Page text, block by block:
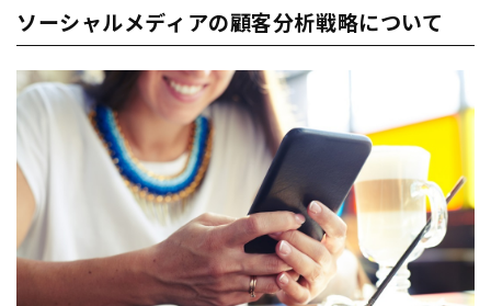
ソーシャルメディアの顧客分析戦略について